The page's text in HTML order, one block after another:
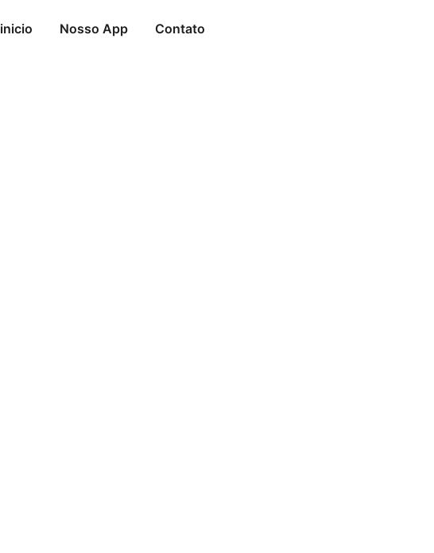
para
inicio Nosso App Contato